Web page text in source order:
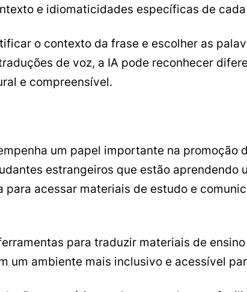
e idiomaticidades específicas de
o contexto da frase e escolher as
de voz, a IA pode reconhecer
e compreensível.
um papel importante na promoção
estrangeiros que estão aprendendo
acessar materiais de estudo e
para traduzir materiais de
um ambiente mais inclusivo e acessível